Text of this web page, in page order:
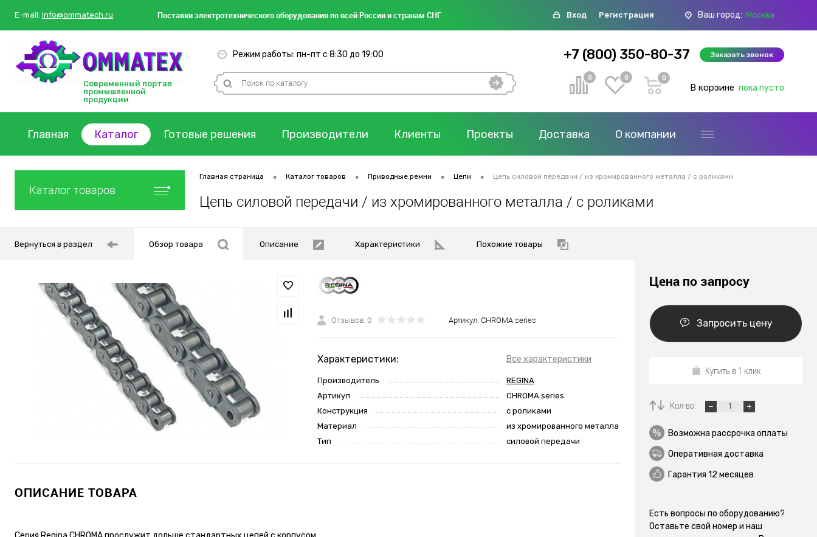
E-mail: info@ommatech.ru Поставкиэлектротехнического оборудования по всей России и странам СНГ Вход Регистрация Ваш город: Москва
Современный портал
промышленной
продукции
Режим работы: пн-пт с 8:30 до 19:00 +7 (800) 350-80-37 Заказать звонок
0 0 0
В корзине пока пусто
Главная Каталог Готовые решения Производители Клиенты Проекты Доставка О компании
Каталог товаров
Главная страница • Каталог товаров • Приводные ремни • Цепи • Цепь силовой передачи / из хромированного металла / с роликами
Цепь силовой передачи / из хромированного металла / с роликами
Вернуться в раздел Обзор товара Описание Характеристики Похожие товары
Отзывов: 0 Артикул: CHROMA series
Характеристики: Все характеристики
Производитель
REGINA
Артикул
CHROMA series
Конструкция
с роликами
Материал
из хромированного металла
Тип
силовой передачи
ОПИСАНИЕ ТОВАРА
Цена по запросу
Запросить цену
Купить в 1 клик
Кол-во:
Возможна рассрочка оплаты
Оперативная доставка
Гарантия 12 месяцев
Есть вопросы по оборудованию?
Оставьте свой номер и наш